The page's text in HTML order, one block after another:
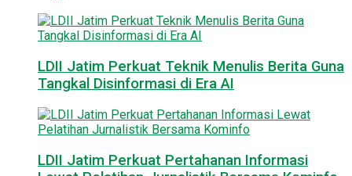
LDII Jatim Perkuat Teknik Menulis Berita Guna
Tangkal Disinformasi di Era AI
LDII Jatim Perkuat Pertahanan Informasi